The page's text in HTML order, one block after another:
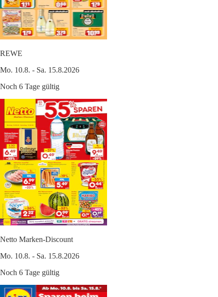
REWE
Mo. 10.8. - Sa. 15.8.2026
Noch 6 Tage gültig
Netto Marken-Discount
Mo. 10.8. - Sa. 15.8.2026
Noch 6 Tage gültig